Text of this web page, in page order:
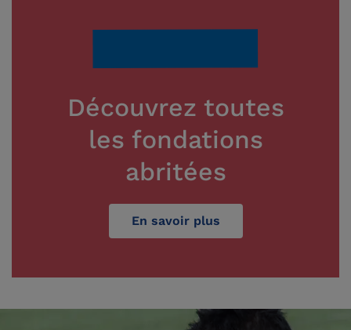
Découvrez toutes
les fondations
abritées
En savoir plus